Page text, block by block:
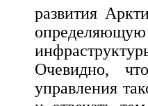
развития
Очевидно,
управления